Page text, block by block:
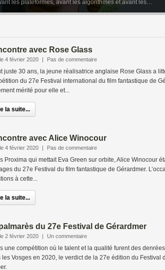
les plateformes, avant les algorithmes et avant les…
fellinienne, Claudia Cardinale a surtout incarné…
avec Rose Glass
4 février 2020 | Pas de commentaire
juste 30 ans, la jeune réalisatrice anglaise Rose Glass a
du 27e Festival international du film fantastique de
mérité pour elle et...
la suite...
avec Alice Winocour
4 février 2020 | Pas de commentaire
Proxima qui mettait Eva Green sur orbite, Alice Winocour
du 27e Festival du film fantastique de Gérardmer.
à cette...
la suite...
du 27e Festival de Gérardmer
2 février 2020 | Un commentaire
une compétition où le talent et la qualité furent des
les Vosges en 2020, le verdict de la 27e édition du Festival